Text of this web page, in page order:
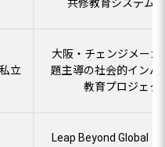
共修教育システム
私立
大阪・チェンジメーカ
題主導の社会的インパ
教育プロジェク
Leap Beyond Global：